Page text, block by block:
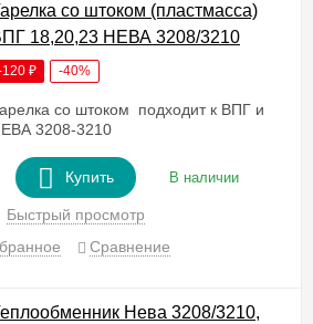
со штоком (пластмасса)
18,20,23 НЕВА 3208/3210
120 ₽ -40%
со штоком подходит к ВПГ и
3208-3210
Купить В наличии
Быстрый просмотр
Сравнение
Нева 3208/3210,